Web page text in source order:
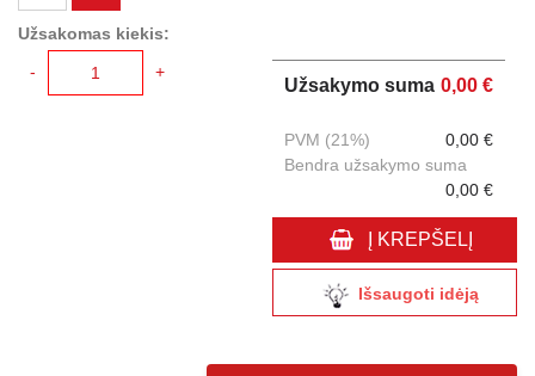
Užsakomas kiekis:
-
+
Užsakymo suma 0,00 €
PVM (21%)
0,00 €
Bendra užsakymo suma
0,00 €
Į KREPŠELĮ
Išsaugoti idėją